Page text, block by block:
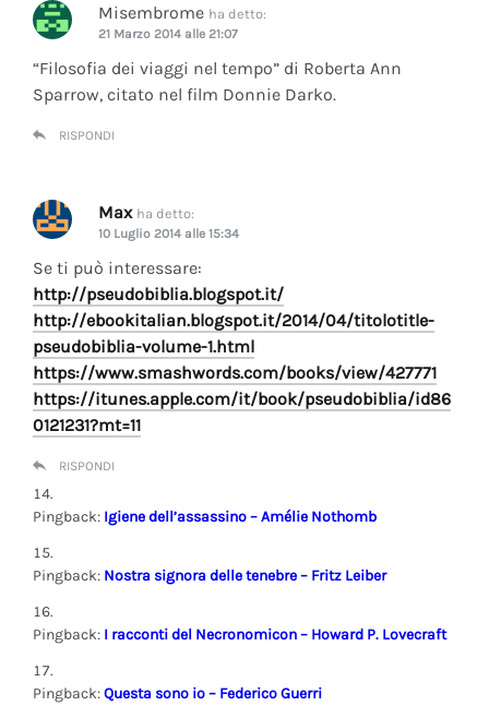
Misembrome ha detto:
21 Marzo 2014 alle 21:07
“Filosofia dei viaggi nel tempo” di Roberta Ann
Sparrow, citato nel film Donnie Darko.
RISPONDI
Max ha detto:
10 Luglio 2014 alle 15:34
Se ti può interessare:
http://pseudobiblia.blogspot.it/
http://ebookitalian.blogspot.it/2014/04/titolotitle-
pseudobiblia-volume-1.html
https://www.smashwords.com/books/view/427771
https://itunes.apple.com/it/book/pseudobiblia/id86
0121231?mt=11
RISPONDI
Pingback: Igiene dell’assassino – Amélie Nothomb
Pingback: Nostra signora delle tenebre – Fritz Leiber
Pingback: I racconti del Necronomicon – Howard P. Lovecraft
Pingback:Questa sono io – Federico Guerri